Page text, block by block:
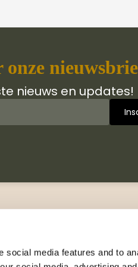
social media features and to
nieuws en updates!
Neem contact met ons op